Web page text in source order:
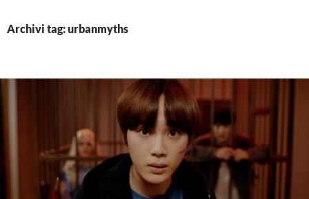
Archivi tag: urbanmyths